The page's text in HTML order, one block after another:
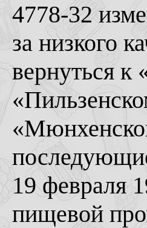
4778-32
за низкого
вернуться к
19 февраля
пищевой